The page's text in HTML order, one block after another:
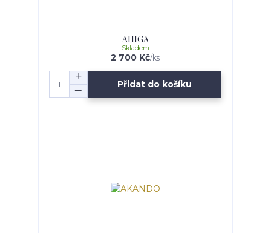
AHIGA
2 700 Kč/ks
Skladem
Přidat do košíku